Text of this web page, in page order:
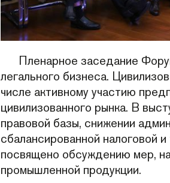
Пленарное заседание
легального бизнеса.
числе активному участию
цивилизованного рынка. В
правовой базы, снижении
сбалансированной налоговой
посвящено обсуждению мер,
промышленной продукции.